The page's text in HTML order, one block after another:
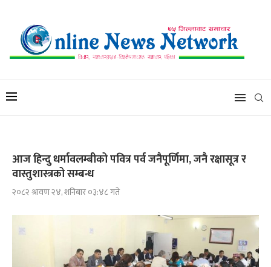
आज हिन्दु धर्मावलम्बीको पवित्र पर्व जनैपूर्णिमा, जनै रक्षासूत्र र
वास्तुशास्त्रको सम्बन्ध
२०८२ श्रावण २४, शनिबार ०३:४८ गते